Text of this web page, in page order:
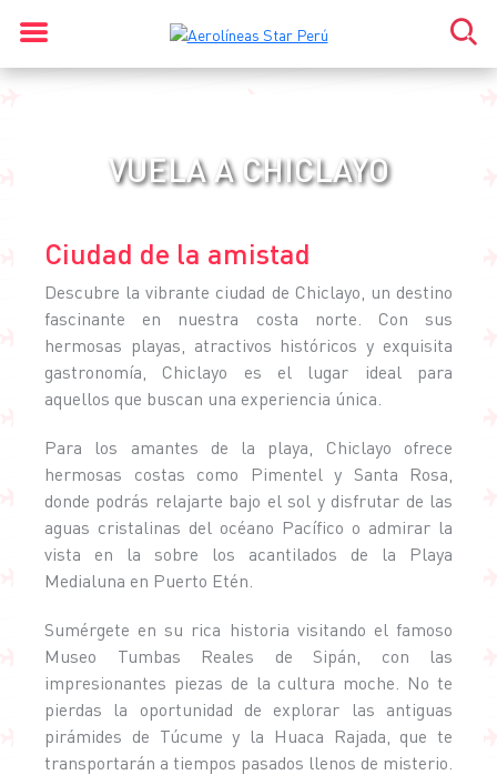
VUELA A CHICLAYO
Ciudad de la amistad
Descubre la vibrante ciudad de Chiclayo, un destino
fascinante en nuestra costa norte. Con sus
hermosas playas, atractivos históricos y exquisita
gastronomía, Chiclayo es el lugar ideal para
aquellos que buscan una experiencia única.
Para los amantes de la playa, Chiclayo ofrece
hermosas costas como Pimentel y Santa Rosa,
donde podrás relajarte bajo el sol y disfrutar de las
aguas cristalinas del océano Pacífico o admirar la
vista en la sobre los acantilados de la Playa
Medialuna en Puerto Etén.
Sumérgete en su rica historia visitando el famoso
Museo Tumbas Reales de Sipán, con las
impresionantes piezas de la cultura moche. No te
pierdas la oportunidad de explorar las antiguas
pirámides de Túcume y la Huaca Rajada, que te
transportarán a tiempos pasados llenos de misterio.